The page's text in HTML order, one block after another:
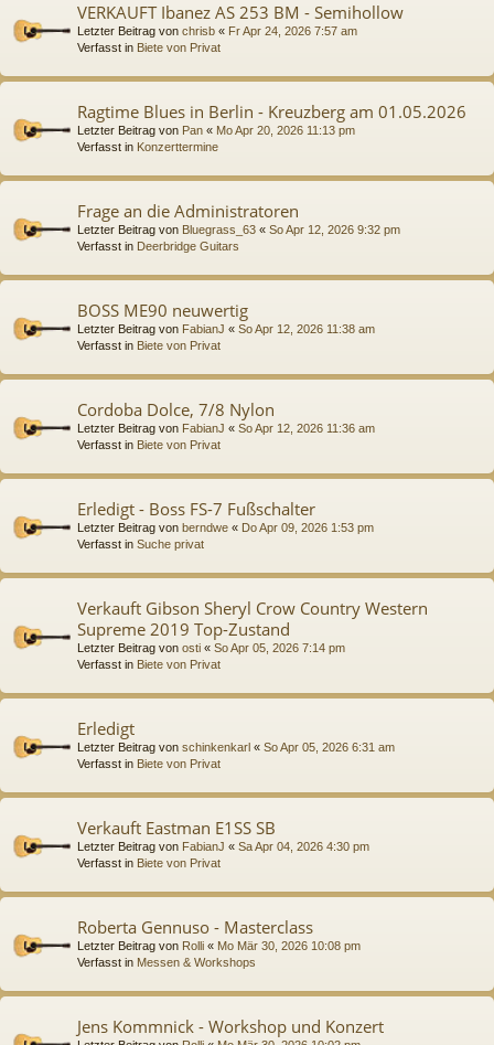
VERKAUFT Ibanez AS 253 BM - Semihollow
Letzter Beitrag von chrisb « Fr Apr 24, 2026 7:57 am
Verfasst in Biete von Privat
Ragtime Blues in Berlin - Kreuzberg am 01.05.2026
Letzter Beitrag von Pan « Mo Apr 20, 2026 11:13 pm
Verfasst in Konzerttermine
Frage an die Administratoren
Letzter Beitrag von Bluegrass_63 « So Apr 12, 2026 9:32 pm
Verfasst in Deerbridge Guitars
BOSS ME90 neuwertig
Letzter Beitrag von FabianJ « So Apr 12, 2026 11:38 am
Verfasst in Biete von Privat
Cordoba Dolce, 7/8 Nylon
Letzter Beitrag von FabianJ « So Apr 12, 2026 11:36 am
Verfasst in Biete von Privat
Erledigt - Boss FS-7 Fußschalter
Letzter Beitrag von berndwe « Do Apr 09, 2026 1:53 pm
Verfasst in Suche privat
Verkauft Gibson Sheryl Crow Country Western
Supreme 2019 Top-Zustand
Letzter Beitrag von osti « So Apr 05, 2026 7:14 pm
Verfasst in Biete von Privat
Erledigt
Letzter Beitrag von schinkenkarl « So Apr 05, 2026 6:31 am
Verfasst in Biete von Privat
Verkauft Eastman E1SS SB
Letzter Beitrag von FabianJ « Sa Apr 04, 2026 4:30 pm
Verfasst in Biete von Privat
Roberta Gennuso - Masterclass
Letzter Beitrag von Rolli « Mo Mär 30, 2026 10:08 pm
Verfasst in Messen & Workshops
Jens Kommnick - Workshop und Konzert